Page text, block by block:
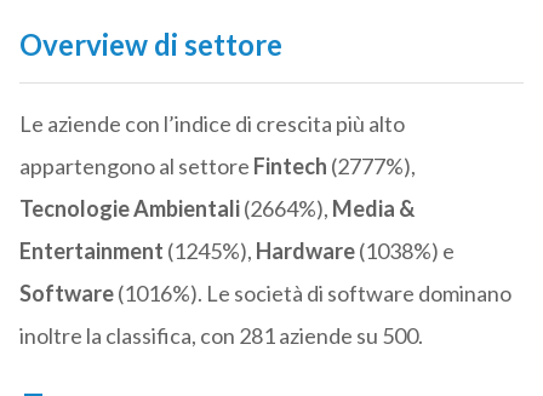
Overview di settore
Le aziende con l’indice di crescita più alto
appartengono al settore Fintech (2777%),
Tecnologie Ambientali(2664%), Media &
Entertainment (1245%), Hardware(1038%) e
Software(1016%). Le società di software dominano
inoltre la classifica, con 281 aziende su 500.